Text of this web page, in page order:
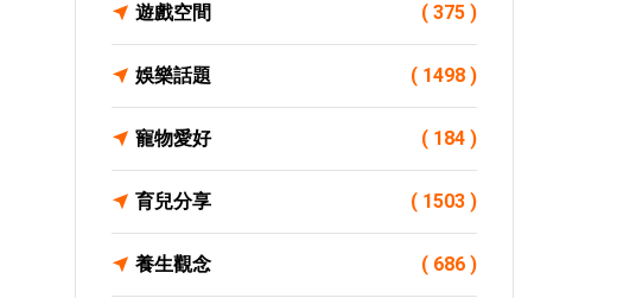
遊戲空間 ( 375 )
娛樂話題 ( 1498 )
寵物愛好 ( 184 )
育兒分享 ( 1503 )
養生觀念 ( 686 )